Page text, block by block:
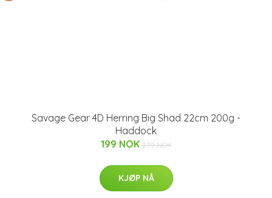
Savage Gear 4D Herring Big Shad 22cm 200g -
Haddock
199 NOK 279 NOK
KJØP NÅ